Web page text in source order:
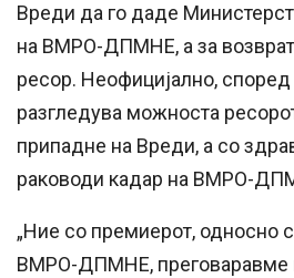
Вреди да го даде
на ВМРО-ДПМНЕ, а за
ресор. Неофицијално, според
разгледува можноста
припадне на Вреди, а со
раководи кадар на ВМРО-
„Ние со премиерот, односно
ВМРО-ДПМНЕ, преговаравме